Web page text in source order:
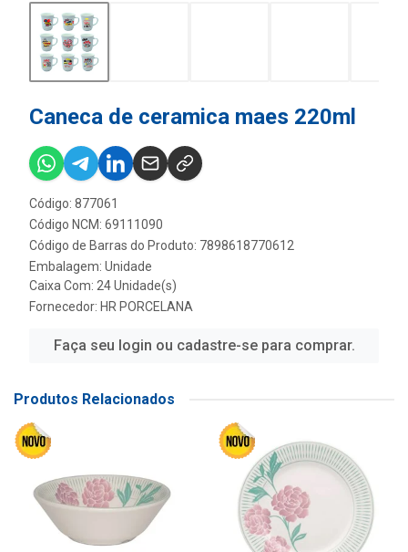
Caneca de ceramica maes 220ml
Código: 877061
Código NCM: 69111090
Código de Barras do Produto: 7898618770612
Embalagem: Unidade
Caixa Com: 24 Unidade(s)
Fornecedor: HR PORCELANA
Faça seu login ou cadastre-se para comprar.
Produtos Relacionados